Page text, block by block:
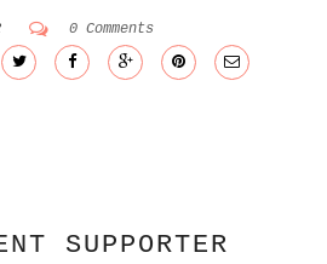
0 Comments
SUPPORTER